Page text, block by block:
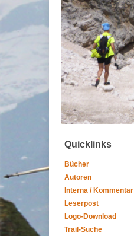
Quicklinks
Bücher
Autoren
Interna / Kommentar
Leserpost
Logo-Download
Trail-Suche